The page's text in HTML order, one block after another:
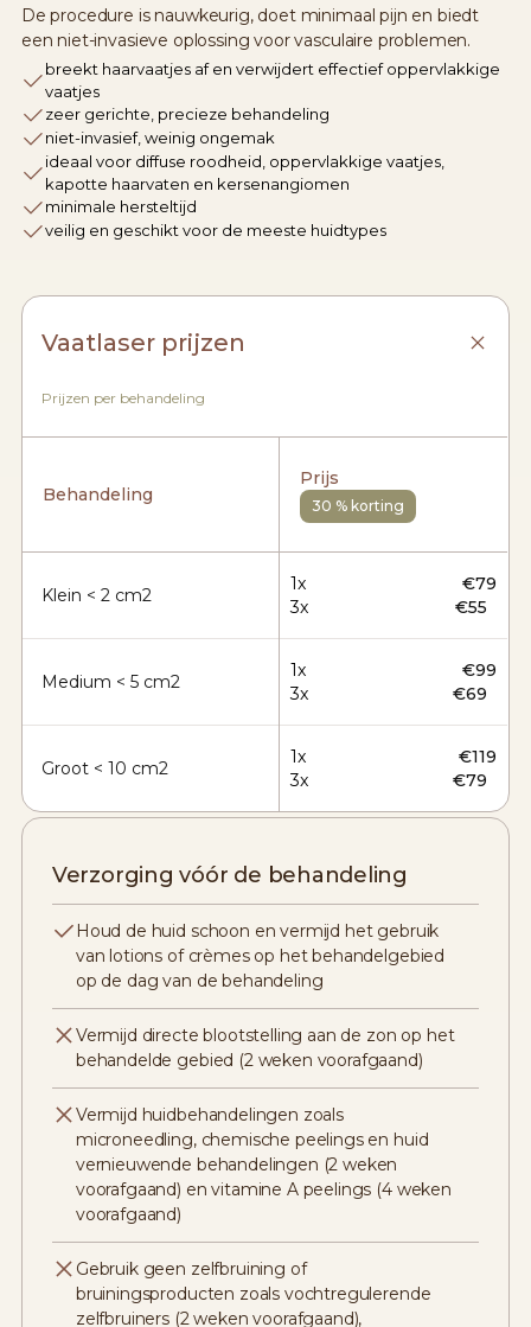
De procedure is nauwkeurig, doet minimaal pijn en biedt
een niet-invasieve oplossing voor vasculaire problemen.
breekt haarvaatjes af en verwijdert effectief oppervlakkige
vaatjes
zeer gerichte, precieze behandeling
niet-invasief, weinig ongemak
ideaal voor diffuse roodheid, oppervlakkige vaatjes,
kapotte haarvaten en kersenangiomen
minimale hersteltijd
veilig en geschikt voor de meeste huidtypes
Vaatlaser prijzen
Prijzen per behandeling
Behandeling
Prijs
30 % korting
Klein < 2 cm2
1x
€79
3x
€55
Medium < 5 cm2
1x
€99
3x
€69
Groot < 10 cm2
1x
€119
3x
€79
Verzorging vóór de behandeling
Houd de huid schoon en vermijd het gebruik
van lotions of crèmes op het behandelgebied
op de dag van de behandeling
Vermijd directe blootstelling aan de zon op het
behandelde gebied (2 weken voorafgaand)
Vermijd huidbehandelingen zoals
microneedling, chemische peelings en huid
vernieuwende behandelingen (2 weken
voorafgaand) en vitamine A peelings (4 weken
voorafgaand)
Gebruik geen zelfbruining of
bruiningsproducten zoals vochtregulerende
zelfbruiners (2 weken voorafgaand),